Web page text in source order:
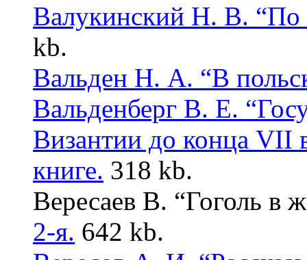
Валукинский Н. В. “По
kb.
Вальден Н. А. “В
Вальденберг В. Е.
Византии до конца VII
книге. 318 kb.
Вересаев В. “Гоголь в
2-я. 642 kb.